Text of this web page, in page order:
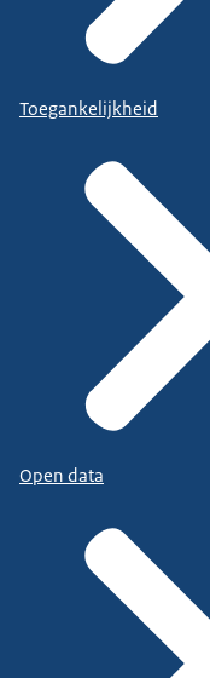
Toegankelijkheid
Open data